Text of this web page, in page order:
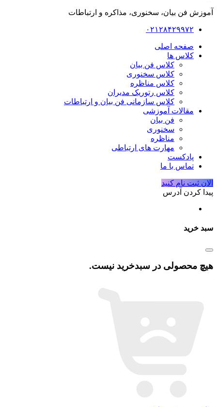
آموزش فن بیان، سخنوری، مذاکره و ارتباطات
۰۲۱۲۸۴۲۹۹۷۲
صفحه اصلی
کلاس ها
کلاس فن بیان
کلاس سخنوری
کلاس مناظره
کلاس رتوریک مدیران
کلاس سازمانی فن بیان و ارتباطات
مقالات آموزشی
فن بیان
سخنوری
مناظره
مهارت های ارتباطی
پادکست
تماس با ما
الان ثبت نام کنید
پیدا کردن آدرس
سبد خرید
هیچ محصولی در سبدخرید نیست.